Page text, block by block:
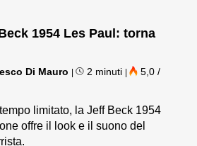
1954 Les Paul: torna
Di Mauro | 2 minuti |
5,0 /
limitato, la Jeff Beck 1954
offre il look e il suono del